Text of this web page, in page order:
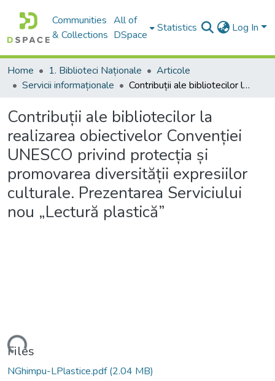
Communities
& Collections
All of
DSpace
Statistics Log In
Home 1. Biblioteci Naționale
Articole
Servicii informaționale
Contribuții ale bibliotecilor la realizarea obiectivelor Convenției UNESCO privind protecția și promovarea diversității expresiilor culturale. Prezentarea Serviciului nou „Lectură plastică”
Contribuții ale bibliotecilor la
realizarea obiectivelor Convenției
UNESCO privind protecția și
promovarea diversității expresiilor
culturale. Prezentarea Serviciului
nou „Lectură plastică”
Files
NGhimpu-LPlastice.pdf(2.04 MB)